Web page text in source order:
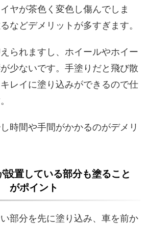
ヤが茶色く変色し傷んでしま
などデメリットが多すぎます。
られますし、ホイールやホイー
少ないです。手塗りだと飛び散
レイに塗り込みができるので仕
時間や手間がかかるのがデメリ
設置している部分も塗ること
がポイント
部分を先に塗り込み、車を前か